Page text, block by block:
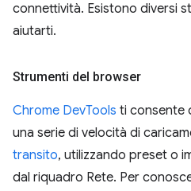
connettività. Esistono diversi
aiutarti.
Strumenti del browser
Chrome DevTools ti consente
una serie di velocità di
transito, utilizzando preset o
dal riquadro Rete. Per